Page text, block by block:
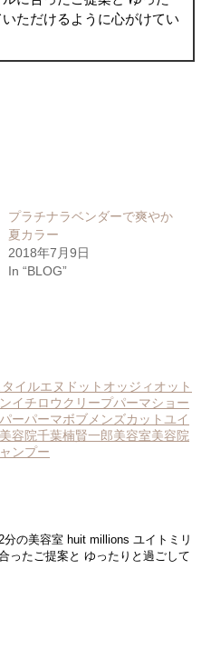
いただけるように心がけてい
プラチナラベンダーで爽やか
夏カラー
2018年7月9日
In “BLOG”
イルエヌドット オッジィオット
イチロウ クリープパーマショー
ーパーマボブ メンズカット ユイ
容院千葉楠賢一郎美容室美容院
ンプー
の美容室 huit millions ユイトミリ
たご提案と ゆったりと過ごして